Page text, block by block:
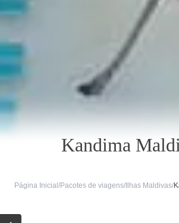
Kandima
Página Inicial/Pacotes de viagens/Ilhas Maldivas/